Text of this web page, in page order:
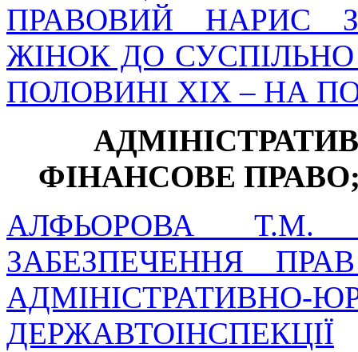
ПРАВОВИЙ НАРИС
ЖІНОК ДО СУСПІЛЬНО
ПОЛОВИНІ ХІХ – НА
ФІНАНСОВЕ
АЛФЬОРОВА Т.М.
ЗАБЕЗПЕЧЕННЯ
АДМІНІСТРАТИВНО-
ДЕРЖАВТОІНСПЕКЦІЇ